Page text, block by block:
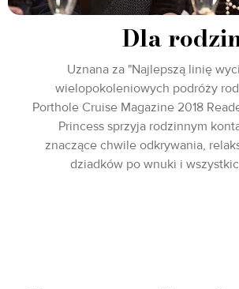
Dla
Uznana za "Najlepszą linię
wielopokoleniowych podróży
Porthole Cruise Magazine 2018
Princess sprzyja rodzinnym
znaczące chwile odkrywania,
dziadków po wnuki i